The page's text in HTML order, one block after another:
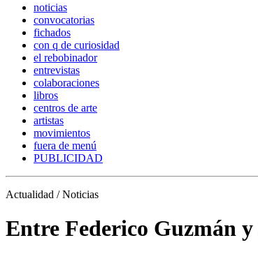
noticias
convocatorias
fichados
con q de curiosidad
el rebobinador
entrevistas
colaboraciones
libros
centros de arte
artistas
movimientos
fuera de menú
PUBLICIDAD
Actualidad / Noticias
Entre Federico Guzmán